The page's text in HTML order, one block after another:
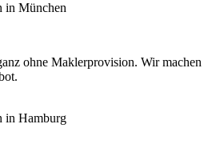
ohne Maklerprovision. Wir machen